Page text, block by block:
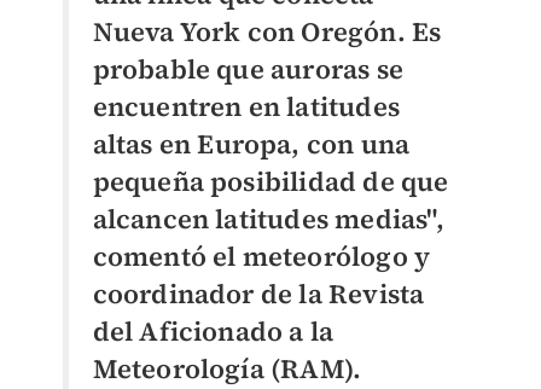
Nueva York con Oregón. Es
probable que auroras se
encuentren en latitudes
altas en Europa, con una
pequeña posibilidad de que
alcancen latitudes medias",
comentó el meteorólogo y
coordinador de la Revista
del Aficionado a la
Meteorología (RAM).